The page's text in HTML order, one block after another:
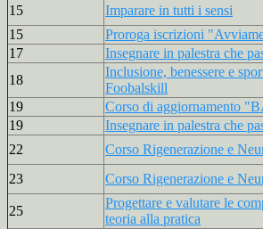
15
Imparare in tutti i sensi
15
Proroga iscrizioni
17
Insegnare in palestra che
18
Inclusione, benessere e
Foobalskill
19
Corso di aggiornamento
19
Insegnare in palestra che
22
Corso Rigenerazione e
23
Corso Rigenerazione e
25
Progettare e valutare le
teoria alla pratica